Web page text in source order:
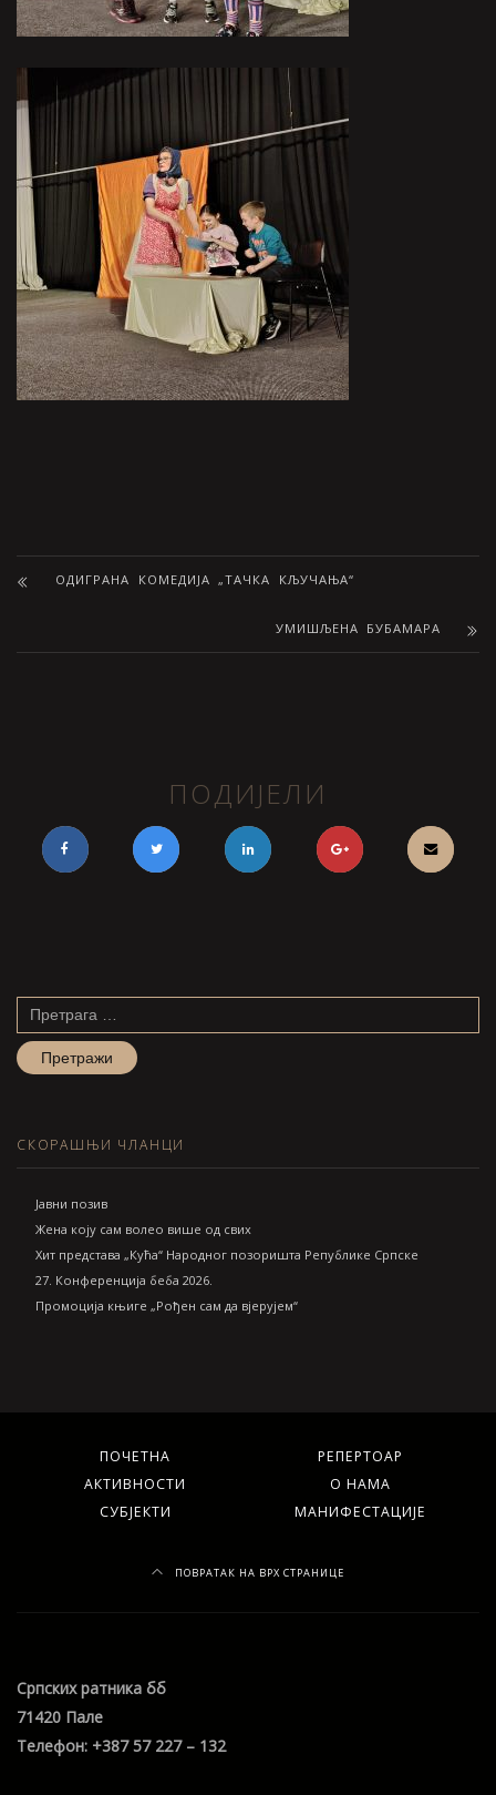
ОДИГРАНА КОМЕДИЈА „ТАЧКА КЉУЧАЊА“
УМИШЉЕНА БУБАМАРА
ПОДИЈЕЛИ
Претрага
СКОРАШЊИ ЧЛАНЦИ
Jавни позив
Жена коју сам волео више од свих
Хит представа „Кућа“ Народног позоришта Републике Српске
27. Конференција беба 2026.
Промоција књиге „Рођен сам да вјерујем“
ПОЧЕТНА
РЕПЕРТОАР
АКТИВНОСТИ
О НАМА
СУБЈЕКТИ
МАНИФЕСТАЦИЈЕ
ПОВРАТАК НА ВРХ СТРАНИЦЕ
Српских ратника бб
71420 Пале
Телефон: +387 57 227 – 132